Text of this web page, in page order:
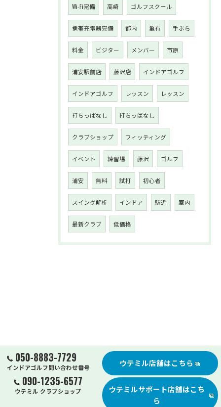
Wi-Fi完備 高崎 ゴルフスクール
携帯充電器完備 都内 亀有 手ぶら
料金 ビジター メンバー 市原
浦安駅前店 藤沢店 インドアゴルフ
インドアゴルフ レッスン レッスン
打ちっぱなし 打ちっぱなし
クラブショップ フィッティング
イベント 練習場 藤沢 ゴルフ
浦安 無料 試打 初心者
スイング解析 インドア 駅近 室内
最新クラブ 低価格
050-8883-7729
インドアゴルフ問い合わせ番号
090-1235-6577
ウテミル クラブショップ
ウテミル店舗はこちら
ウテミルサポート店舗はこち
ら